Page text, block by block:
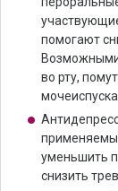
помогают
во рту,
уменьшить
снизить